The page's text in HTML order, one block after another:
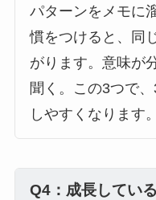
パターンをメモに
慣をつけると、同
がります。意味が
聞く。この3つで
しやすくなります。
Q4：成長してい